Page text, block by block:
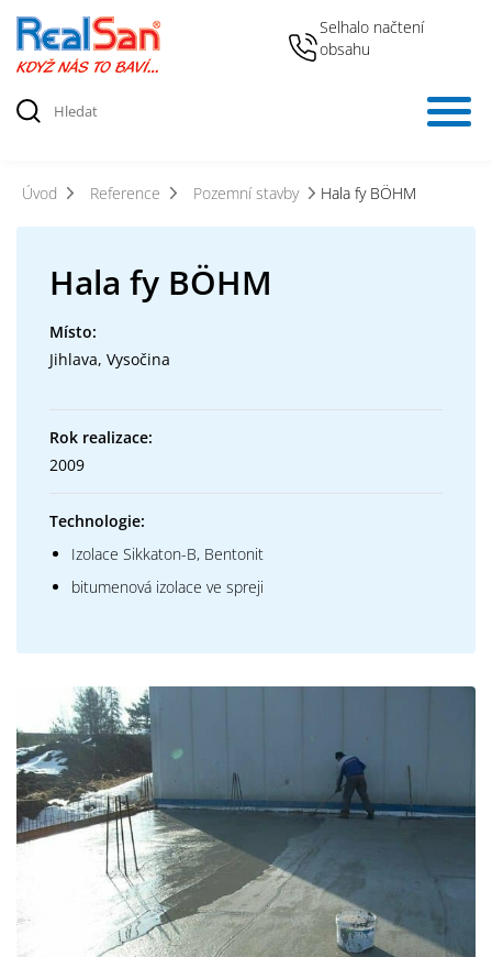
Selhalo načtení
obsahu
Úvod Reference Pozemní stavby Hala fy BÖHM
Hala fy BÖHM
Místo:
Jihlava, Vysočina
Rok realizace:
2009
Technologie:
Izolace Sikkaton-B, Bentonit
bitumenová izolace ve spreji